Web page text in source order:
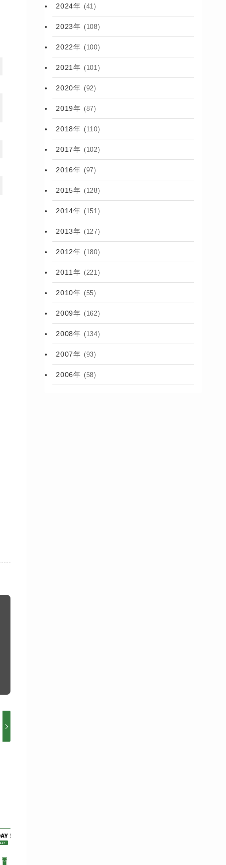
2024年 (41)
2023年 (108)
2022年 (100)
2021年 (101)
2020年 (92)
2019年 (87)
2018年 (110)
2017年 (102)
2016年 (97)
2015年 (128)
2014年 (151)
2013年 (127)
2012年 (180)
2011年 (221)
2010年 (55)
2009年 (162)
2008年 (134)
2007年 (93)
2006年 (58)